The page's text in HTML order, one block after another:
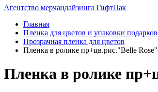
Агентство мерчандайзинга ГифтПак
Главная
Пленка для цветов и упаковки подарков
Прозрачная пленка для цветов
Пленка в ролике пр+цв.рис."Belle
Пленка в ролике